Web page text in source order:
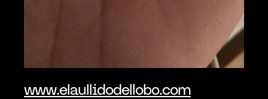
www.elaullidodellobo.com